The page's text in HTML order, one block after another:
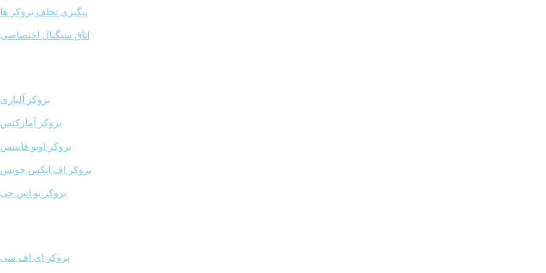
پیگیری تخلف بروکر ها
اتاق سیگنال اختصاصی
بروکر آلپاری
بروکر آمارکتس
بروکر اوپو فایننس
بروکر اف ایکس چویس
بروکر یو اس جی
بروکر ای اف سی